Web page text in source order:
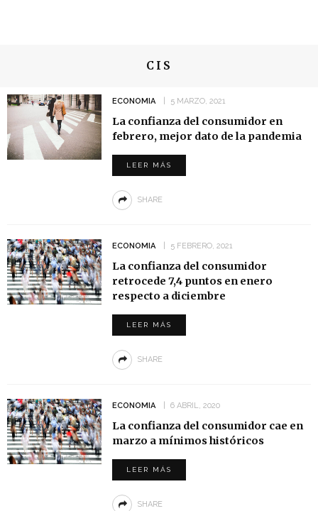
CIS
ECONOMIA 5 MARZO, 2021
La confianza del consumidor en
febrero, mejor dato de la pandemia
LEER MÁS
SHARE
ECONOMIA 5 FEBRERO, 2021
La confianza del consumidor
retrocede 7,4 puntos en enero
respecto a diciembre
LEER MÁS
SHARE
ECONOMIA 6 ABRIL, 2020
La confianza del consumidor cae en
marzo a mínimos históricos
LEER MÁS
SHARE